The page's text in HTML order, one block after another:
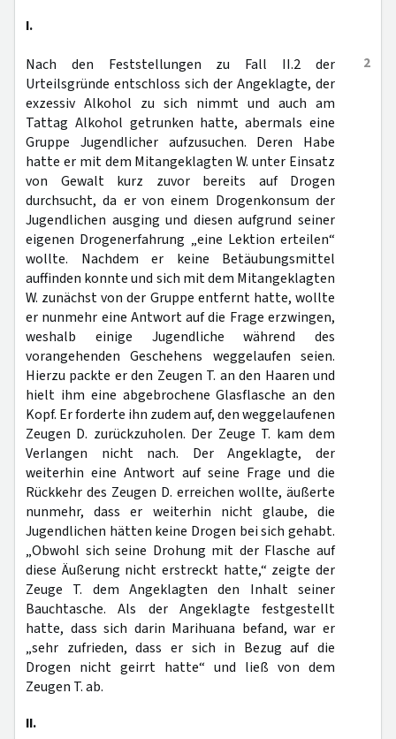
I.
2
Nach den Feststellungen zu Fall II.2 der
Urteilsgründe entschloss sich der Angeklagte, der
exzessiv Alkohol zu sich nimmt und auch am
Tattag Alkohol getrunken hatte, abermals eine
Gruppe Jugendlicher aufzusuchen. Deren Habe
hatte er mit dem Mitangeklagten W. unter Einsatz
von Gewalt kurz zuvor bereits auf Drogen
durchsucht, da er von einem Drogenkonsum der
Jugendlichen ausging und diesen aufgrund seiner
eigenen Drogenerfahrung „eine Lektion erteilen“
wollte. Nachdem er keine Betäubungsmittel
auffinden konnte und sich mit dem Mitangeklagten
W. zunächst von der Gruppe entfernt hatte, wollte
er nunmehr eine Antwort auf die Frage erzwingen,
weshalb einige Jugendliche während des
vorangehenden Geschehens weggelaufen seien.
Hierzu packte er den Zeugen T. an den Haaren und
hielt ihm eine abgebrochene Glasflasche an den
Kopf. Er forderte ihn zudem auf, den weggelaufenen
Zeugen D. zurückzuholen. Der Zeuge T. kam dem
Verlangen nicht nach. Der Angeklagte, der
weiterhin eine Antwort auf seine Frage und die
Rückkehr des Zeugen D. erreichen wollte, äußerte
nunmehr, dass er weiterhin nicht glaube, die
Jugendlichen hätten keine Drogen bei sich gehabt.
„Obwohl sich seine Drohung mit der Flasche auf
diese Äußerung nicht erstreckt hatte,“ zeigte der
Zeuge T. dem Angeklagten den Inhalt seiner
Bauchtasche. Als der Angeklagte festgestellt
hatte, dass sich darin Marihuana befand, war er
„sehr zufrieden, dass er sich in Bezug auf die
Drogen nicht geirrt hatte“ und ließ von dem
Zeugen T. ab.
II.